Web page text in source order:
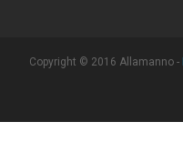
Copyright © 2016 Allamanno -